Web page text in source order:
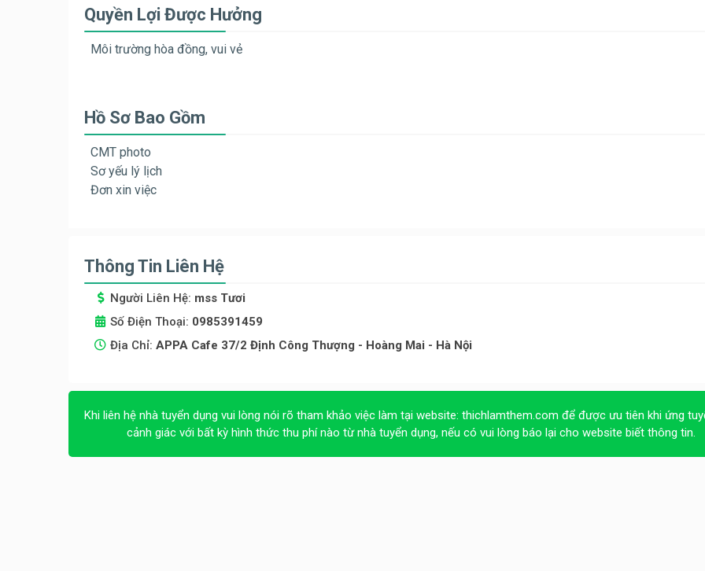
Quyền Lợi Được Hưởng
Môi trường hòa đồng, vui vẻ
Hồ Sơ Bao Gồm
CMT photo
Sơ yếu lý lịch
Đơn xin việc
Thông Tin Liên Hệ
Người Liên Hệ: mss Tươi
Số Điện Thoại: 0985391459
Địa Chỉ: APPA Cafe 37/2 Định Công Thượng - Hoàng Mai - Hà Nội
Khi liên hệ nhà tuyển dụng vui lòng nói rõ tham khảo việc làm tại website: thichlamthem.com để được ưu tiên khi ứng
cảnh giác với bất kỳ hình thức thu phí nào từ nhà tuyển dụng, nếu có vui lòng báo lại cho website biết thông tin.